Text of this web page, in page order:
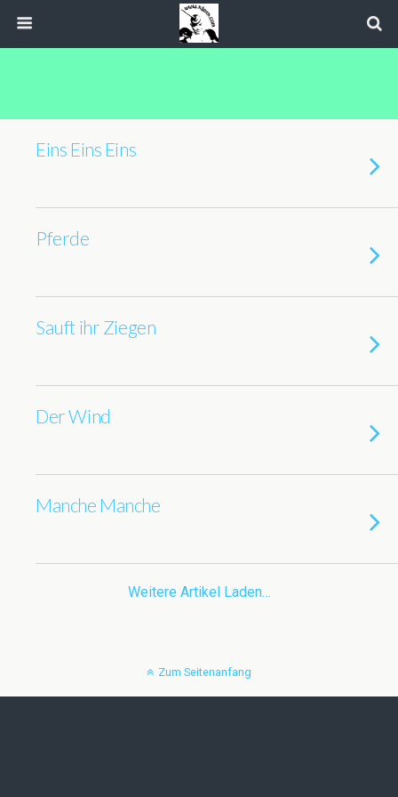
Eins Eins Eins
Pferde
Sauft ihr Ziegen
Der Wind
Manche Manche
Weitere Artikel Laden…
Zum Seitenanfang